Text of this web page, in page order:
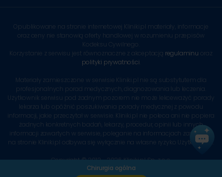
Chirurgia ogólna
Opublikowane na stronie internetowej Kliniki.pl materiały, informacje
oraz ceny nie stanowią oferty handlowej w rozumieniu przepisów
Kodeksu Cywilnego.
Korzystanie z serwisu jest równoznaczne z akceptacją regulaminu oraz
polityki prywatności
Materiały zamieszczone w serwisie Kliniki.pl nie są substytutem dla
profesjonalnych porad medycznych, diagnozowania lub leczenia.
Użytkownik serwisu pod żadnym pozorem nie może lekceważyć porady
lekarza lub opóźnić poszukiwania porady medycznej z powodu
informacji, jakie przeczytał w serwisie. Kliniki.pl nie poleca ani nie popiera
żadnych konkretnych badań, lekarzy, procedur, opinii lub innych
informacji zawartych w serwisie, poleganie na informacjach zawartych
na stronie Kliniki.pl odbywa się wyłącznie na własne ryzyko Użytkownika.
Copyright © 2012 - 2026 Kliniki.pl Sp. z o.o.